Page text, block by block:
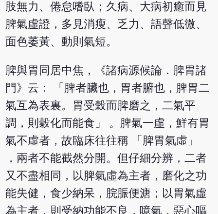
肢無力、倦怠嗜臥；久病、大病初癒而見
脾氣虛證，多見消瘦、乏力、語聲低微、
面色萎黃、動則氣短。
脾與胃同居中焦，《諸病源候論．脾胃諸
門》云： 「脾者臟也，胃者腑也，脾胃二
氣互為表裏。胃受穀而脾磨之，二氣平
調，則穀化而能食」 。脾氣一虛，鮮有胃
氣不虛者，故臨床往往稱 「脾胃氣虛」
，兩者不能截然分開。但仔細分辨，二者
又不盡相同，以脾氣虛為主者，磨化之功
能失健，食少納呆，脘脤便溏；以胃氣虛
為主者，則受納功能不良，噫氣，惡心嘔